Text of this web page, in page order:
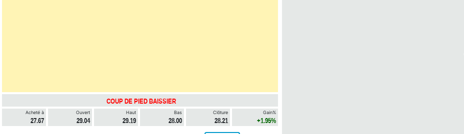
COUP DE PIED BAISSIER
Acheté à
27.67
Ouvert
29.04
Haut
29.19
Bas
28.00
Clôture
28.21
Gain%
+1.95%